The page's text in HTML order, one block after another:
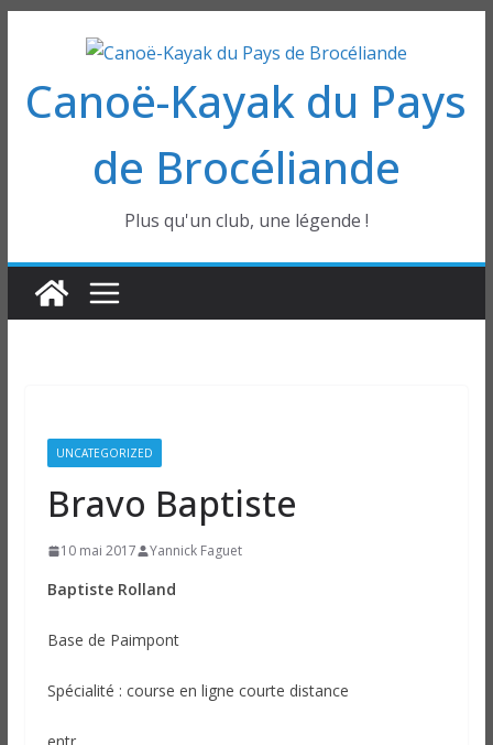
contenu
Canoë-Kayak du Pays
de Brocéliande
Plus qu'un club, une légende !
UNCATEGORIZED
Bravo Baptiste
10 mai 2017 Yannick Faguet
Baptiste Rolland
Base de Paimpont
Spécialité : course en ligne courte distance